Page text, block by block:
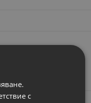
с